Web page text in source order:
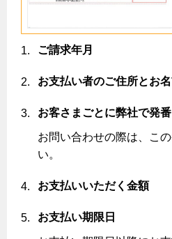
調理性
清掃性
快適性
ライフスタイルの変化に対応す
ガス・電気併用住宅とオール電化住宅
経済性、環境性、創エネ
最新ガスコンロの実力
コンロの取替えは
レンジフード
バスルームをリフォーム
その他をリフォーム
3つのあんしん宣言
テレビCM
スタッフ
長野都市ガスのでんきのポイント
電気料金 長野都市ガスでんきプ
都市ガスでんき 従量電灯Ｂ
都市ガスでんき 従量電灯Ｃ
都市ガスでんき 低圧電力
電気料金の計算について
Chef Ropia's JOYFUL CUISINE
ヤミーのレシピ帖
エコ・クッキング
料理教室レンタル
ホーム
お問合わせ・資料請求
情報誌
採用情報
ご請求年月
お支払い者のご住所とお
お客さまごとに弊社で発
お問い合わせの際は、こ
い。
お支払いいただく金額
お支払い期限日